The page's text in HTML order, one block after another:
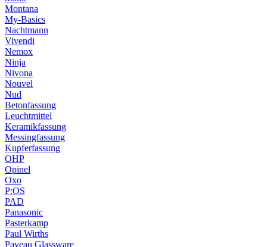
Montana
My-Basics
Nachtmann
Vivendi
Nemox
Ninja
Nivona
Nouvel
Nud
Betonfassung
Leuchtmittel
Keramikfassung
Messingfassung
Kupferfassung
OHP
Opinel
Oxo
P:OS
PAD
Panasonic
Pasterkamp
Paul Wirths
Paveau Glassware